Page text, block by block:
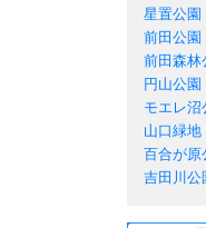
星置公園
前田公園
前田森林
円山公園
モエレ沼
山口緑地
百合が原
吉田川公